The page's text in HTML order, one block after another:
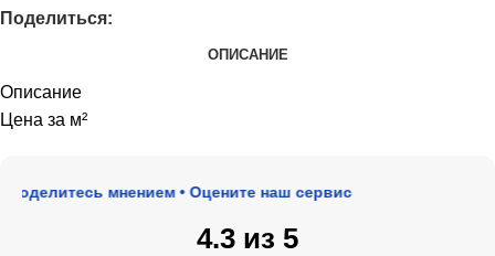
Поделиться:
ОПИСАНИЕ
Описание
Цена за м²
мнением • Оцените наш сервис
4.3 из 5